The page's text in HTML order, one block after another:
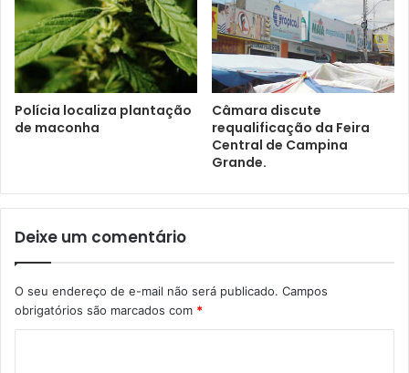
Polícia localiza plantação
de maconha
Câmara discute
requalificação da Feira
Central de Campina
Grande.
Deixe um comentário
O seu endereço de e-mail não será publicado. Campos
obrigatórios são marcados com *